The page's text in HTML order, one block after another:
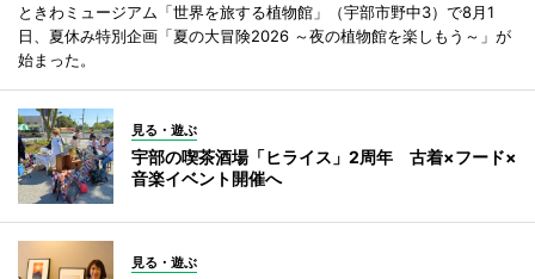
ときわミュージアム「世界を旅する植物館」（宇部市野中3）で8月1
日、夏休み特別企画「夏の大冒険2026 ～夜の植物館を楽しもう～」が
始まった。
見る・遊ぶ
宇部の喫茶酒場「ヒライス」2周年 古着×フード×
音楽イベント開催へ
見る・遊ぶ